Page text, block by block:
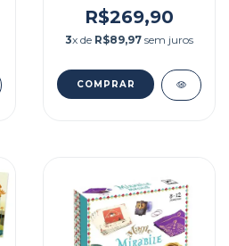
R$269,90
3x de R$89,97 sem juros